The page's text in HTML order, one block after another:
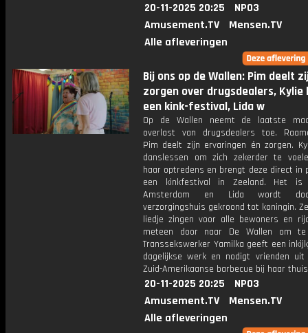
20-11-2025 20:25
NPO3
Amusement.TV
Mensen.TV
Alle afleveringen
Bij ons op de Wallen: Pim deelt
zorgen over drugsdealers,
een kink-festival, Lida w
Op de Wallen neemt de laatste
overlast van drugsdealers toe.
Pim deelt zijn ervaringen én zorgen.
danslessen om zich zekerder te
haar optredens en brengt deze direct in
een kinkfestival in Zeeland. Het
Amsterdam en Lida wordt
verzorgingshuis gekroond tot koningin.
liedje zingen voor alle bewoners en
meteen door naar De Wallen om
Transsekswerker Yamilka geeft een
dagelijkse werk en nodigt vrienden
Zuid-Amerikaanse barbecue bij haar
20-11-2025 20:25
NPO3
Amusement.TV
Mensen.TV
Alle afleveringen